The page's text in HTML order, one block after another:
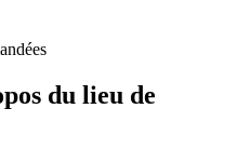
du lieu de